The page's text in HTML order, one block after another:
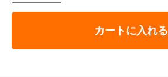
カートに入れる